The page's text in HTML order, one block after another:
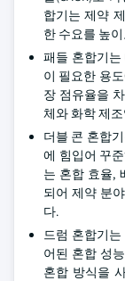
합기는 제약
한 수요를 높
패들 혼합기는
이 필요한 용
장 점유율을
체와 화학 제
더블 콘 혼합
에 힘입어 꾸
는 혼합 효율,
되어 제약 분
다.
드럼 혼합기
어된 혼합 성
혼합 방식을